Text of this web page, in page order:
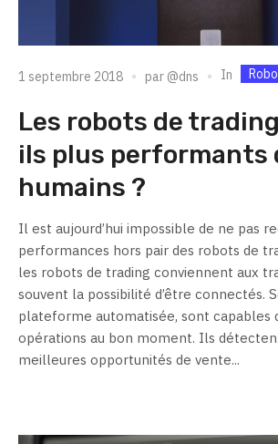
1 septembre 2018 par @dns In
Les robots de
ils plus performants
humains ?
Il est aujourd’hui impossible de ne pas
performances hors pair des robots de
les robots de trading conviennent aux
souvent la possibilité d’être connectés.
plateforme automatisée, sont capables
opérations au bon moment. Ils
meilleures opportunités de vente...